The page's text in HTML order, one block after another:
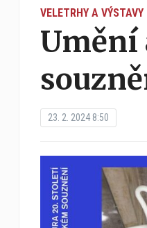
VELETRHY A VÝSTAVY
Umění
23. 2. 2024 8:50